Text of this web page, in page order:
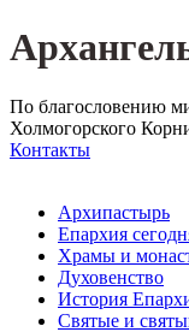
По благословению
Холмогорского
Контакты
Архипастырь
Епархия
Храмы и
Духовенство
История
Святые и